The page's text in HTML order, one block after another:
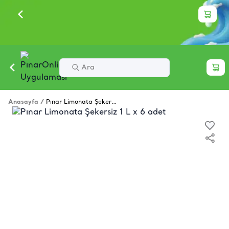
Anasayfa / Pınar Limonata Şekersiz 1 L x 6 adet